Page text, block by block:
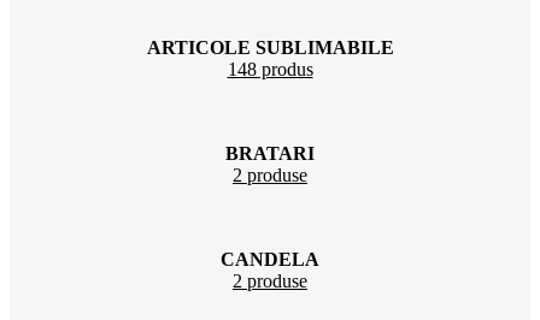
ARTICOLE SUBLIMABILE
148 produs
BRATARI
2 produse
CANDELA
2 produse